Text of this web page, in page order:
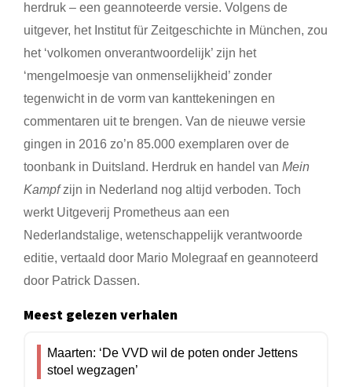
herdruk – een geannoteerde versie. Volgens de
uitgever, het Institut für Zeitgeschichte in München, zou
het ‘volkomen onverantwoordelijk’ zijn het
‘mengelmoesje van onmenselijkheid’ zonder
tegenwicht in de vorm van kanttekeningen en
commentaren uit te brengen. Van de nieuwe versie
gingen in 2016 zo’n 85.000 exemplaren over de
toonbank in Duitsland. Herdruk en handel van Mein
Kampfzijn in Nederland nog altijd verboden. Toch
werkt Uitgeverij Prometheus aan een
Nederlandstalige, wetenschappelijk verantwoorde
editie, vertaald door Mario Molegraaf en geannoteerd
door Patrick Dassen.
Meest gelezen verhalen
Maarten: ‘De VVD wil de poten onder Jettens
stoel wegzagen’